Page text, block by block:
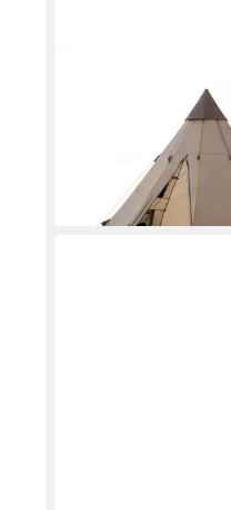
Tipi-Zelt Tipi Zelt
Personen, 3000 mm
Braun, Kegelzelt
in 4-5 Werktagen bei dir